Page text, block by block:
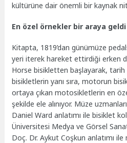
kültürüne dair önemli bir kaynak
En özel örnekler bir araya geldi
Kitapta, 1819’dan günümüze
yeri iterek hareket ettirdiği erken
Horse bisikletten başlayarak, tarih
bisikletlerin yanı sıra, motorun
ortaya çıkan motosikletlerin en
şekilde ele alınıyor. Müze
Daniel Ward anlatımı ile bisiklet
Üniversitesi Medya ve Görsel
Doç. Dr. Aykut Coşkun anlatımı